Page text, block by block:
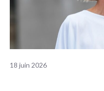
18 juin 2026